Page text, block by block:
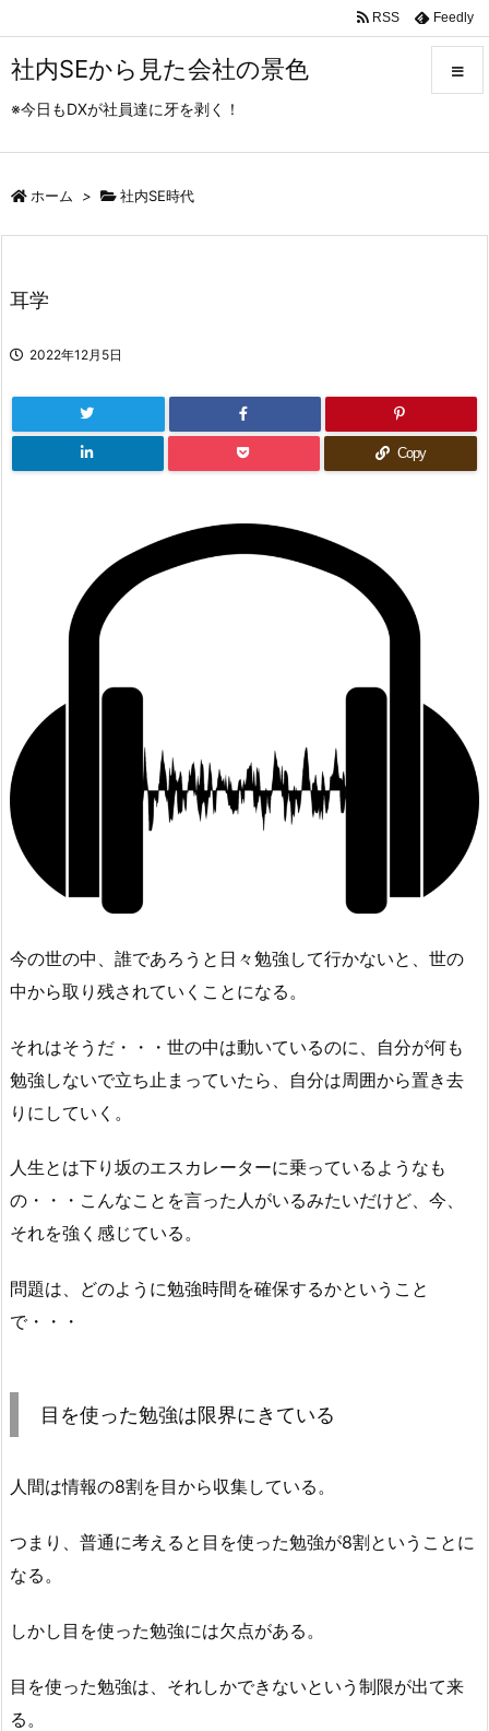
社内SEから見た会社の景色
※今日もDXが社員達に牙を剥く！
RSS Feedly
ホーム > 社内SE時代
耳学
2022年12月5日
Copy
今の世の中、誰であろうと日々勉強して行かないと、世の
中から取り残されていくことになる。
それはそうだ・・・世の中は動いているのに、自分が何も
勉強しないで立ち止まっていたら、自分は周囲から置き去
りにしていく。
人生とは下り坂のエスカレーターに乗っているようなも
の・・・こんなことを言った人がいるみたいだけど、今、
それを強く感じている。
問題は、どのように勉強時間を確保するかということ
で・・・
目を使った勉強は限界にきている
人間は情報の8割を目から収集している。
つまり、普通に考えると目を使った勉強が8割ということに
なる。
しかし目を使った勉強には欠点がある。
目を使った勉強は、それしかできないという制限が出て来
る。